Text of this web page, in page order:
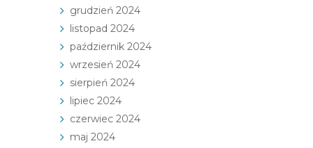
grudzień 2024
listopad 2024
październik 2024
wrzesień 2024
sierpień 2024
lipiec 2024
czerwiec 2024
maj 2024